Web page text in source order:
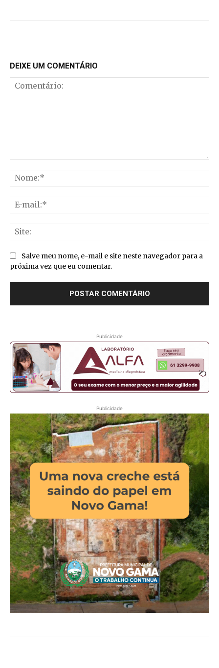
DEIXE UM COMENTÁRIO
Salve meu nome, e-mail e site neste navegador para a
próxima vez que eu comentar.
Publicidade
Publicidade